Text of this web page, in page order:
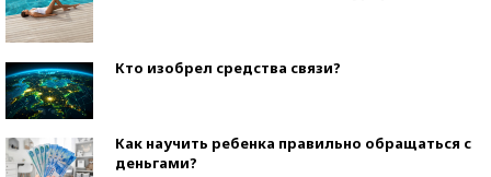
Кто изобрел средства связи?
Как научить ребенка правильно обращаться с
деньгами?